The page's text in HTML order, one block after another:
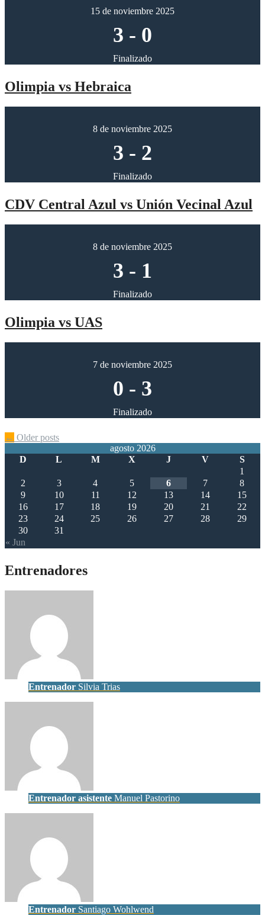
15 de noviembre 2025
3 - 0
Finalizado
Olimpia vs Hebraica
8 de noviembre 2025
3 - 2
Finalizado
CDV Central Azul vs Unión Vecinal Azul
8 de noviembre 2025
3 - 1
Finalizado
Olimpia vs UAS
7 de noviembre 2025
0 - 3
Finalizado
Posts
navigation
← Older posts
agosto 2026
D
L M X J V S
« Jun
1
2
3 4 5 6 7
8
9
10 11 12 13 14
15
16
17 18 19 20 21
22
23
24 25 26 27 28
29
30
31
Entrenadores
Entrenador Silvia Trias
Entrenador asistente Manuel Pastorino
Entrenador Santiago Wohlwend